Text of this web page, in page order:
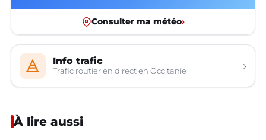
Consulter ma météo›
Info trafic
Trafic routier en direct en Occitanie ›
À lire aussi